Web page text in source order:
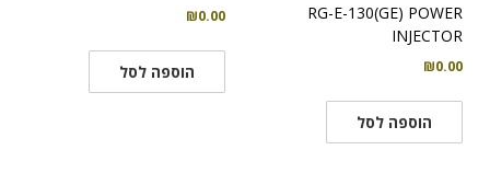
RG-E-130(GE) POWER
INJECTOR
₪0.00
הוספה לסל
₪0.00
הוספה לסל